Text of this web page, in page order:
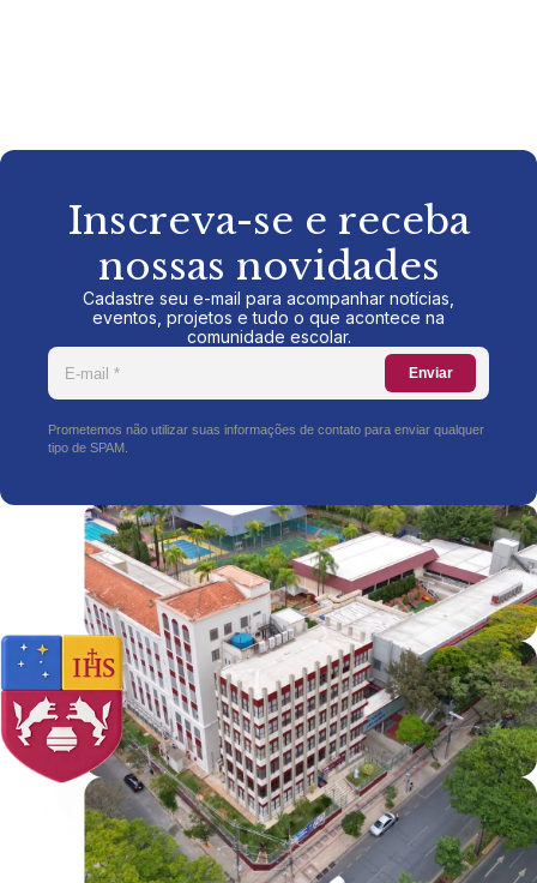
Inscreva-se e receba
nossas novidades
Cadastre seu e-mail para acompanhar notícias,
eventos, projetos e tudo o que acontece na
comunidade escolar.
Enviar
Prometemos não utilizar suas informações de contato para enviar qualquer
tipo de SPAM.